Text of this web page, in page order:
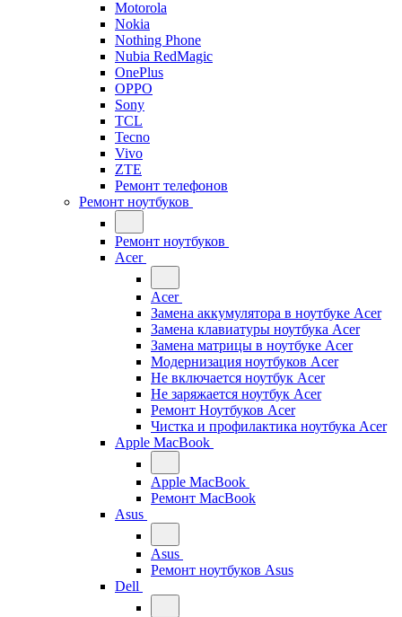
Motorola
Nokia
Nothing Phone
Nubia RedMagic
OnePlus
OPPO
Sony
TCL
Tecno
Vivo
ZTE
Ремонт телефонов
Ремонт ноутбуков
Ремонт ноутбуков
Acer
Acer
Замена аккумулятора в ноутбуке Acer
Замена клавиатуры ноутбука Acer
Замена матрицы в ноутбуке Acer
Модернизация ноутбуков Acer
Не включается ноутбук Acer
Не заряжается ноутбук Acer
Ремонт Ноутбуков Acer
Чистка и профилактика ноутбука Acer
Apple MacBook
Apple MacBook
Ремонт MacBook
Asus
Asus
Ремонт ноутбуков Asus
Dell